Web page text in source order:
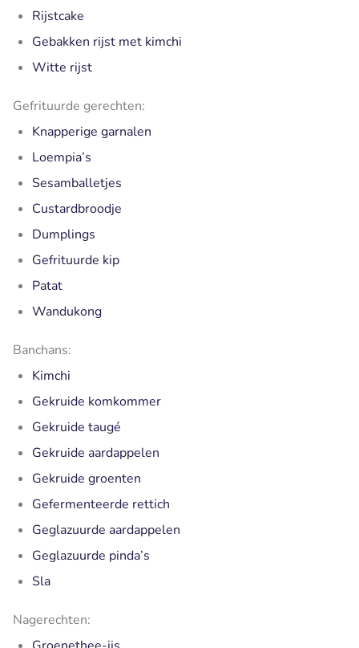
Rijstcake
Gebakken rijst met kimchi
Witte rijst
Gefrituurde gerechten:
Knapperige garnalen
Loempia’s
Sesamballetjes
Custardbroodje
Dumplings
Gefrituurde kip
Patat
Wandukong
Banchans:
Kimchi
Gekruide komkommer
Gekruide taugé
Gekruide aardappelen
Gekruide groenten
Gefermenteerde rettich
Geglazuurde aardappelen
Geglazuurde pinda’s
Sla
Nagerechten: